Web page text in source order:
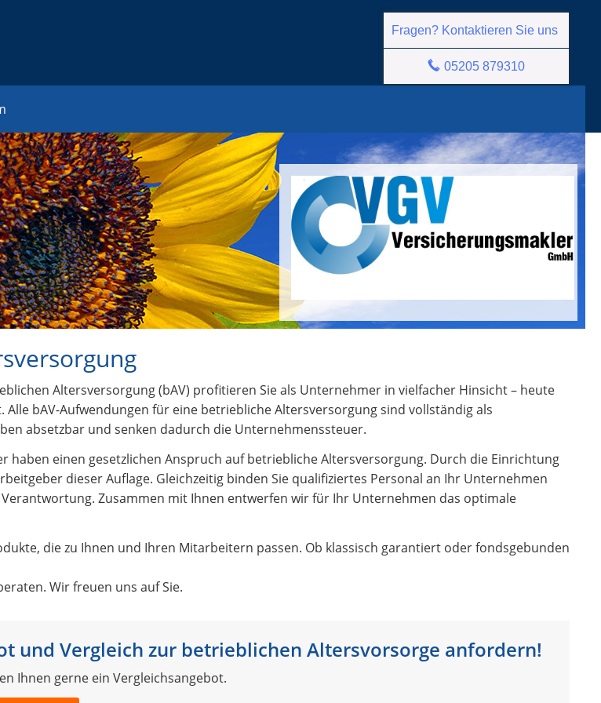
Fragen? Kontaktieren Sie uns
05205 879310
Altersversorgung (bAV) profitieren Sie als Unternehmer in vielfacher Hinsicht – heute
Alle bAV-Aufwendungen für eine betriebliche Altersversorgung sind vollständig als
absetzbar und senken dadurch die Unternehmenssteuer.
haben einen gesetzlichen Anspruch auf betriebliche Altersversorgung. Durch die Einrichtung
dieser Auflage. Gleichzeitig binden Sie qualifiziertes Personal an Ihr Unternehmen
Zusammen mit Ihnen entwerfen wir für Ihr Unternehmen das optimale
die zu Ihnen und Ihren Mitarbeitern passen. Ob klassisch garantiert oder fondsgebunden
Wir freuen uns auf Sie.
und Vergleich zur betrieblichen Altersvorsorge anfordern!
Ihnen gerne ein Vergleichsangebot.